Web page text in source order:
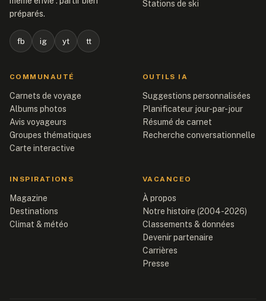
préparés.
fb ig yt tt
Stations de ski
COMMUNAUTÉ
Carnets de voyage
Albums photos
Avis voyageurs
Groupes thématiques
Carte interactive
OUTILS IA
Suggestions personnalisées
Planificateur jour-par-jour
Résumé de carnet
Recherche conversationnelle
INSPIRATIONS
Magazine
Destinations
Climat & météo
VACANCEO
À propos
Notre histoire (2004-2026)
Classements & données
Devenir partenaire
Carrières
Presse